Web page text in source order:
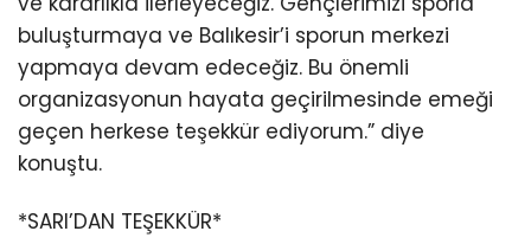
buluşturmaya ve Balıkesir’i sporun merkezi
yapmaya devam edeceğiz. Bu önemli
organizasyonun hayata geçirilmesinde emeği
geçen herkese teşekkür ediyorum.” diye
konuştu.
*SARI’DAN TEŞEKKÜR*